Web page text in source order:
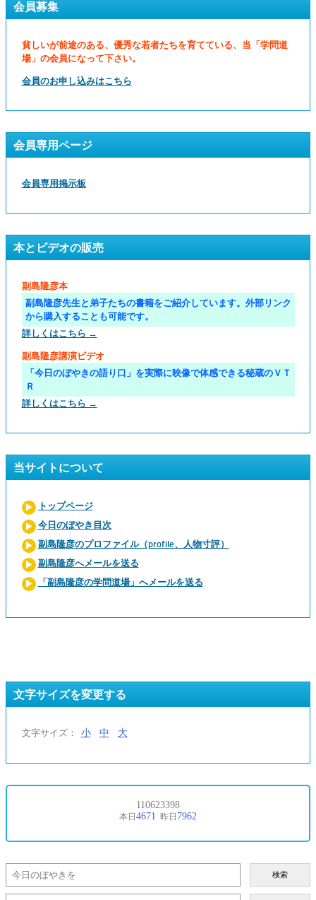
会員募集
貧しいが前途のある、優秀な若者たちを育てている、当「学問道
場」の会員になって下さい。
会員のお申し込みはこちら
会員専用ページ
会員専用掲示板
本とビデオの販売
副島隆彦本
副島隆彦先生と弟子たちの書籍をご紹介しています。外部リンク
から購入することも可能です。
詳しくはこちら →
副島隆彦講演ビデオ
「今日のぼやきの語り口」を実際に映像で体感できる秘蔵のＶＴ
Ｒ
詳しくはこちら →
当サイトについて
トップページ
今日のぼやき目次
副島隆彦のプロファイル（profile、人物寸評）
副島隆彦へメールを送る
「副島隆彦の学問道場」へメールを送る
文字サイズを変更する
文字サイズ： 小 中 大
検索